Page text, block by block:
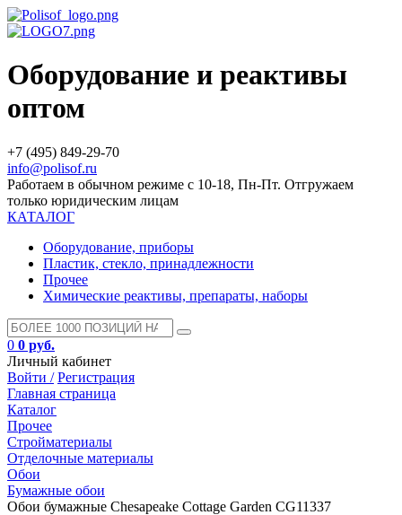
Оборудование и реактивы
оптом
+7 (495) 849-29-70
info@polisof.ru
Работаем в обычном режиме с 10-18, Пн-Пт. Отгружаем
только юридическим лицам
КАТАЛОГ
Оборудование, приборы
Пластик, стекло, принадлежности
Прочее
Химические реактивы, препараты, наборы
0 0 руб.
Личный кабинет
Войти / Регистрация
Главная страница
Каталог
Прочее
Стройматериалы
Отделочные материалы
Обои
Бумажные обои
Обои бумажные Chesapeake Cottage Garden CG11337